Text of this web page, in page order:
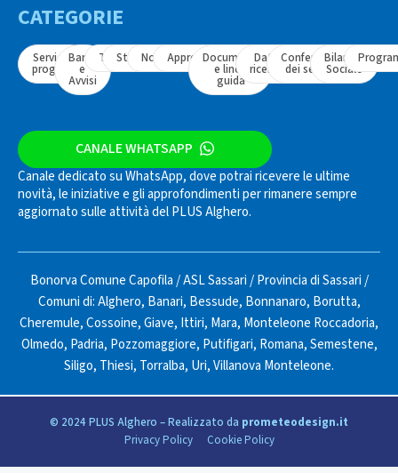
CATEGORIE
Servizi e
progetti
Bandi
e
Avvisi
TavoliStrumentiNormativaApprofondimenti
Documenti
e linee
guida
Dati e
ricerche
Conferenza
dei servizi
Bilancio
Sociale
CANALE WHATSAPP
Canale dedicato su WhatsApp, dove potrai ricevere le ultime
novità, le iniziative e gli approfondimenti per rimanere sempre
aggiornato sulle attività del PLUS Alghero.
Bonorva Comune Capofila/ASL Sassari/Provincia di Sassari/
Comuni di:Alghero, Banari, Bessude, Bonnanaro, Borutta,
Cheremule,Cossoine,Giave, Ittiri, Mara, Monteleone Roccadoria,
Olmedo, Padria, Pozzomaggiore, Putifigari, Romana,Semestene,
Siligo, Thiesi, Torralba, Uri,Villanova Monteleone.
© 2024 PLUS Alghero – Realizzato da prometeodesign.it
Privacy Policy
Cookie Policy